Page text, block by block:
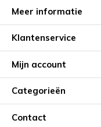
Meer informatie
Klantenservice
Mijn account
Categorieën
Contact